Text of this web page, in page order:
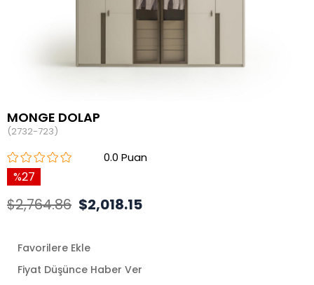
MONGE DOLAP
(2732-723)
0.0
27
$2,764.86 $2,018.15
Favorilere Ekle
Fiyat Düşünce Haber Ver